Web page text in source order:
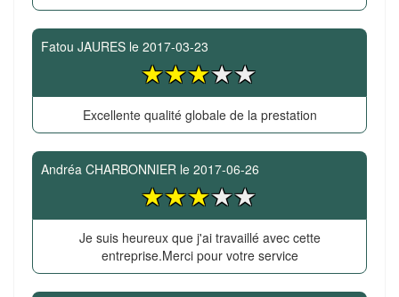
Fatou JAURES le 2017-03-23
Excellente qualité globale de la prestation
Andréa CHARBONNIER le 2017-06-26
Je suis heureux que j'ai travaillé avec cette
entreprise.Merci pour votre service